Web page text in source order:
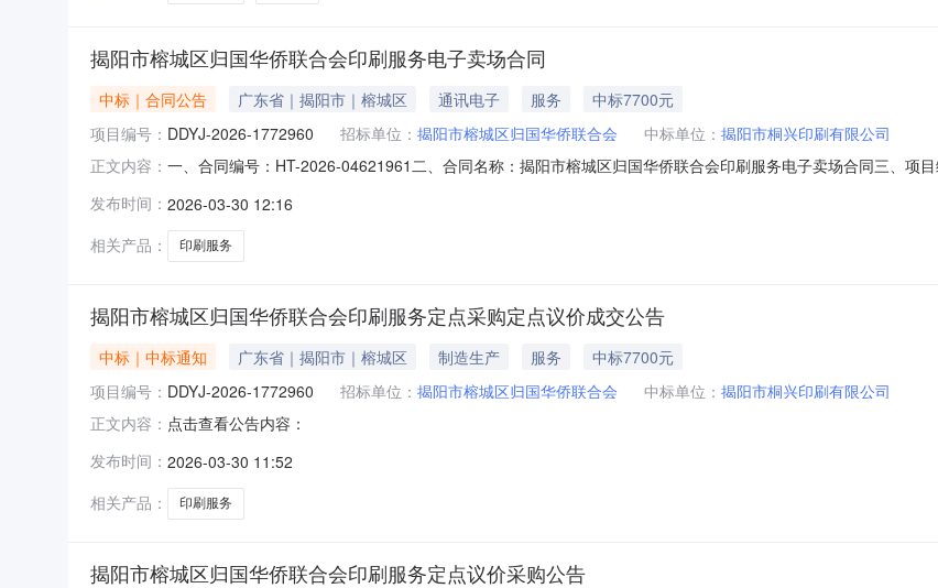
揭阳市榕城区归国华侨联合会印刷服务电子卖场合同
中标｜合同公告 广东省｜揭阳市｜榕城区 通讯电子 服务
中标7700元
项目编号： DDYJ-2026-1772960 招标单位： 揭阳市榕城区归国华侨联合会 中标单位： 揭阳市桐兴印刷有限公司
正文内容： 一、合同编号：HT-2026-04621961二、合同名称：揭阳市榕城区归国华侨联合会印刷服务电子卖场合同三、项
方）：揭阳市桐兴印刷有限公司地址：新兴街道联系方式：13592939871六、合同主要信息主要标的名称：其他
发布时间： 2026-03-30 12:16
相关产品：
印刷服务
揭阳市榕城区归国华侨联合会印刷服务定点采购定点议价成交公告
中标｜中标通知 广东省｜揭阳市｜榕城区 制造生产 服务
中标7700元
项目编号： DDYJ-2026-1772960 招标单位： 揭阳市榕城区归国华侨联合会 中标单位： 揭阳市桐兴印刷有限公司
正文内容： 点击查看公告内容：
发布时间： 2026-03-30 11:52
相关产品：
印刷服务
揭阳市榕城区归国华侨联合会印刷服务定点议价采购公告